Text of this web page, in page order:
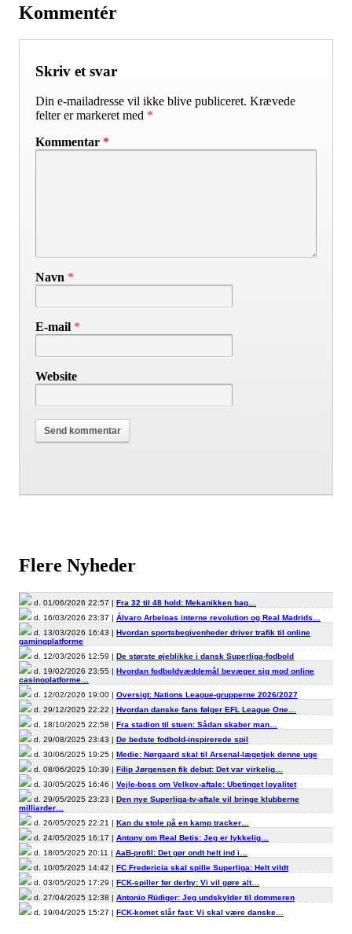
Kommentér
Skriv et svar
Din e-mailadresse vil ikke blive publiceret. Krævede
felter er markeret med *
Kommentar *
Navn *
E-mail *
Website
Flere Nyheder
d. 01/06/2026 22:57 | Fra 32 til 48 hold: Mekanikken bag…
d. 16/03/2026 23:37 | Álvaro Arbeloas interne revolution og Real Madrids…
d. 13/03/2026 16:43 | Hvordan sportsbegivenheder driver trafik til online
gamingplatforme
d. 12/03/2026 12:59 | De største øjeblikke i dansk Superliga-fodbold
d. 19/02/2026 23:55 | Hvordan fodboldvæddemål bevæger sig mod online
casinoplatforme…
d. 12/02/2026 19:00 | Oversigt: Nations League-grupperne 2026/2027
d. 29/12/2025 22:22 | Hvordan danske fans følger EFL League One…
d. 18/10/2025 22:58 | Fra stadion til stuen: Sådan skaber man…
d. 29/08/2025 23:43 | De bedste fodbold-inspirerede spil
d. 30/06/2025 19:25 | Medie: Nørgaard skal til Arsenal-lægetjek denne uge
d. 08/06/2025 10:39 | Filip Jørgensen fik debut: Det var virkelig…
d. 30/05/2025 16:46 | Vejle-boss om Velkov-aftale: Ubetinget loyalitet
d. 29/05/2025 23:23 | Den nye Superliga-tv-aftale vil bringe klubberne
milliarder…
d. 26/05/2025 22:21 | Kan du stole på en kamp tracker…
d. 24/05/2025 16:17 | Antony om Real Betis: Jeg er lykkelig…
d. 18/05/2025 20:11 | AaB-profil: Det gør ondt helt ind i…
d. 10/05/2025 14:42 | FC Fredericia skal spille Superliga: Helt vildt
d. 03/05/2025 17:29 | FCK-spiller før derby: Vi vil gøre alt…
d. 27/04/2025 12:38 | Antonio Rüdiger: Jeg undskylder til dommeren
d. 19/04/2025 15:27 | FCK-komet slår fast: Vi skal være danske…